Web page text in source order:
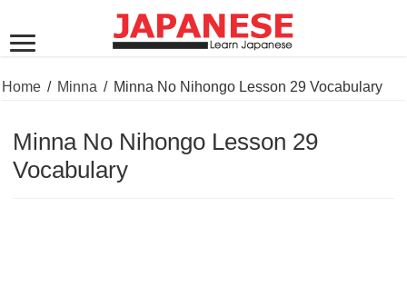
Home / Minna / Minna No Nihongo Lesson 29 Vocabulary
Minna No Nihongo Lesson 29
Vocabulary